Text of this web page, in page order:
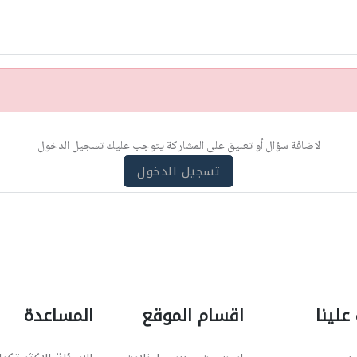
لاضافة سؤال أو تعليق على المشاركة يتوجب عليك تسجيل الدخول
تسجيل الدخول
اقسام الموقع المساعدة